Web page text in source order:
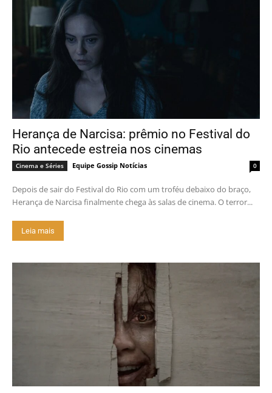
Herança de Narcisa: prêmio no Festival do
Rio antecede estreia nos cinemas
Cinema e Séries Equipe Gossip Notícias 0
Depois de sair do Festival do Rio com um troféu debaixo do braço,
Herança de Narcisa finalmente chega às salas de cinema. O terror...
Leia mais